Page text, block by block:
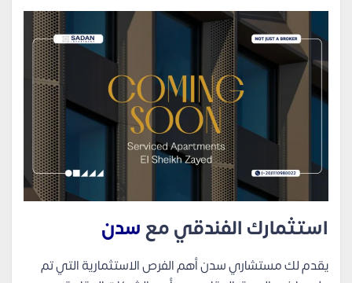
استثمارك الفندقي معسدن
يقدم لك مستشاري سدن أهم الفرص الاستثمارية التي تم